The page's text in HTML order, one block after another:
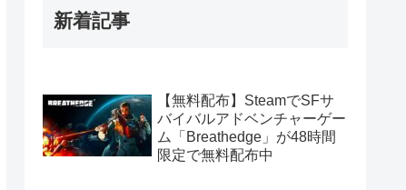
新着記事
【無料配布】SteamでSFサ
バイバルアドベンチャーゲー
ム「Breathedge」が48時間
限定で無料配布中